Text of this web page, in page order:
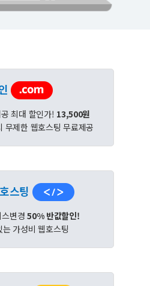
최대 할인가! 13,500원
무제한 웹호스팅 무료제공
스팅
스변경50% 반값할인!
는 가성비 웹호스팅